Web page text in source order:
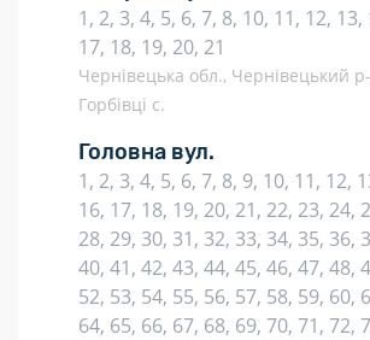
1, 2, 3, 4, 5, 6, 7, 8, 10, 11, 12, 13,
17, 18, 19, 20, 21
Чернівецька обл., Чернівецький
Горбівці с.
Головна вул.
1, 2, 3, 4, 5, 6, 7, 8, 9, 10, 11, 12,
16, 17, 18, 19, 20, 21, 22, 23, 24,
28, 29, 30, 31, 32, 33, 34, 35, 36,
40, 41, 42, 43, 44, 45, 46, 47, 48,
52, 53, 54, 55, 56, 57, 58, 59, 60,
64, 65, 66, 67, 68, 69, 70, 71, 72,